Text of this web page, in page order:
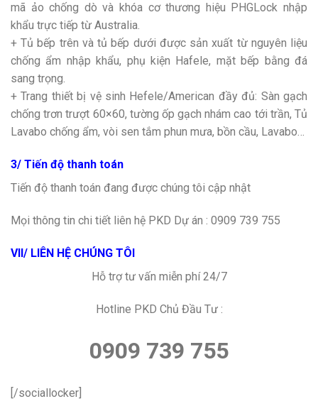
mã ảo chống dò và khóa cơ thương hiệu PHGLock nhập
khẩu trực tiếp từ Australia.
+ Tủ bếp trên và tủ bếp dưới được sản xuất từ nguyên liệu
chống ẩm nhập khẩu, phụ kiện Hafele, mặt bếp bằng đá
sang trọng.
+ Trang thiết bị vệ sinh Hefele/American đầy đủ: Sàn gạch
chống trơn trượt 60×60, tường ốp gạch nhám cao tới trần, Tủ
Lavabo chống ẩm, vòi sen tắm phun mưa, bồn cầu, Lavabo…
3/ Tiến độ thanh toán
Tiến độ thanh toán đang được chúng tôi cập nhật
Mọi thông tin chi tiết liên hệ PKD Dự án : 0909 739 755
VII/ LIÊN HỆ CHÚNG TÔI
Hỗ trợ tư vấn miễn phí 24/7
Hotline PKD Chủ Đầu Tư :
0909 739 755
[/sociallocker]